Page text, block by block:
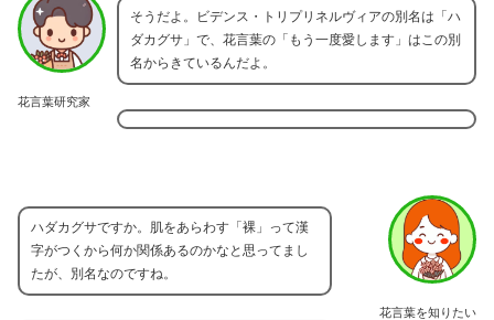
花言葉研究家
そうだよ。ビデンス・トリプリネルヴィアの別名は「ハ
ダカグサ」で、花言葉の「もう一度愛します」はこの別
名からきているんだよ。
花言葉を知りたい
ハダカグサですか。肌をあらわす「裸」って漢
字がつくから何か関係あるのかなと思ってまし
たが、別名なのですね。